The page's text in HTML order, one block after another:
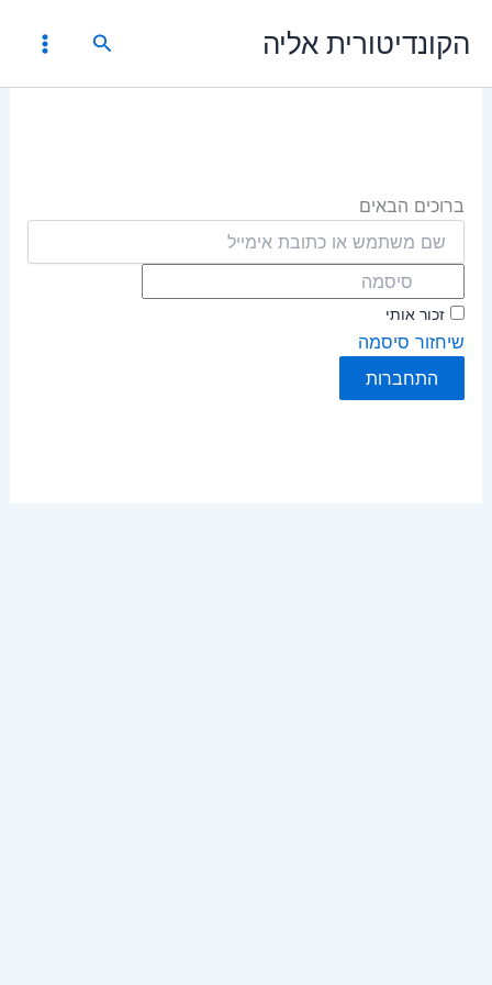
לתוכןהקונדיטורית אליה חיפוש
ברוכים הבאים
זכור אותי
שיחזור סיסמה
התחברות